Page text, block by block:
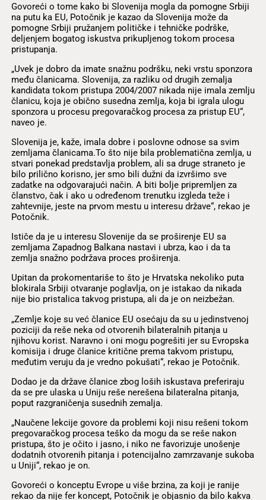
Govoreći o tome kako bi Slovenija mogla da pomogne Srbiji
na putu ka EU, Potočnik je kazao da Slovenija može da
pomogne Srbiji pružanjem političke i tehničke podrške,
deljenjem bogatog iskustva prikupljenog tokom procesa
pristupanja.
„Uvek je dobro da imate snažnu podršku, neki vrstu sponzora
među članicama. Slovenija, za razliku od drugih zemalja
kandidata tokom pristupa 2004/2007 nikada nije imala zemlju
članicu, koja je obično susedna zemlja, koja bi igrala ulogu
sponzora u procesu pregovaračkog procesa za pristup EU“,
naveo je.
Slovenija je, kaže, imala dobre i poslovne odnose sa svim
zemljama članicama.To što nije bila problematična zemlja, u
stvari ponekad predstavlja problem, ali sa druge straneto je
bilo prilično korisno, jer smo bili dužni da izvršimo sve
zadatke na odgovarajući način. A biti bolje pripremljen za
članstvo, čak i ako u određenom trenutku izgleda teže i
zahtevnije, jeste na prvom mestu u interesu države“, rekao je
Potočnik.
Ističe da je u interesu Slovenije da se proširenje EU sa
zemljama Zapadnog Balkana nastavi i ubrza, kao i da ta
zemlja snažno podržava proces proširenja.
Upitan da prokomentariše to što je Hrvatska nekoliko puta
blokirala Srbiji otvaranje poglavlja, on je istakao da nikada
nije bio pristalica takvog pristupa, ali da je on neizbežan.
„Zemlje koje su već članice EU osećaju da su u jedinstvenoj
poziciji da reše neka od otvorenih bilateralnih pitanja u
njihovu korist. Naravno i oni mogu pogrešiti jer su Evropska
komisija i druge članice kritične prema takvom pristupu,
međutim veruju da je vredno pokušati“, rekao je Potočnik.
Dodao je da države članice zbog loših iskustava preferiraju
da se pre ulaska u Uniju reše nerešena bilateralna pitanja,
poput razgraničenja susednih zemalja.
„Naučene lekcije govore da problemi koji nisu rešeni tokom
pregovaračkog procesa teško da mogu da se reše nakon
pristupa, što je očito i jasno, i niko ne favorizuje unošenje
dodatnih otvorenih pitanja i potencijalno zamrzavanje sukoba
u Uniji“, rekao je on.
Govoreći o konceptu Evrope u više brzina, za koji je ranije
rekao da nije fer koncept, Potočnik je objasnio da bilo kakva